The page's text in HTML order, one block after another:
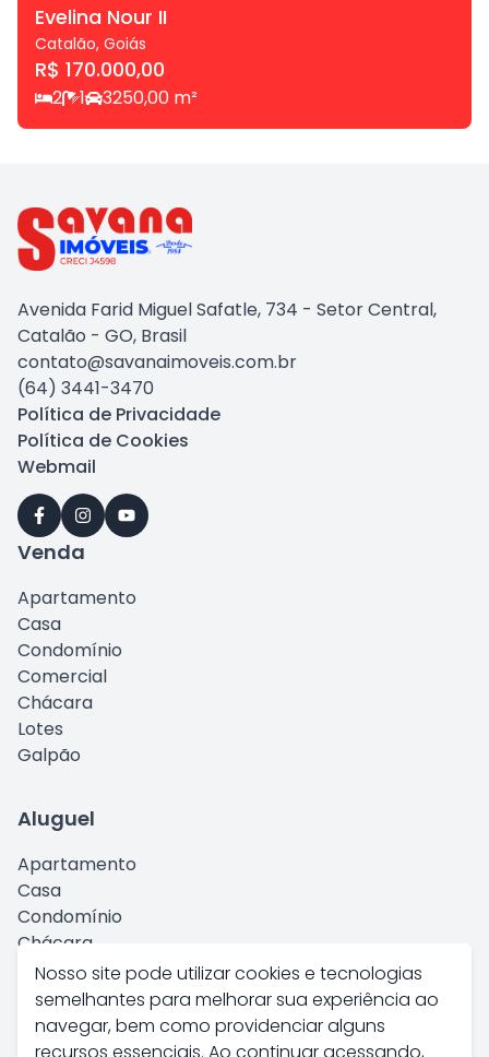
Evelina Nour II
Catalão, Goiás
R$ 170.000,00
2 1 3250,00 m²
Nosso site pode utilizar cookies e tecnologias
semelhantes para melhorar sua experiência ao
navegar, bem como providenciar alguns
Avenida Farid Miguel Safatle, 734 - Setor Central,
Catalão - GO, Brasil
contato@savanaimoveis.com.br
(64) 3441-3470
Política de Privacidade
Política de Cookies
Webmail
Venda
Apartamento
Casa
Condomínio
Comercial
Chácara
Lotes
Galpão
Aluguel
Apartamento
Casa
Condomínio
Chácara
Comercial
Kitnet
Galpão